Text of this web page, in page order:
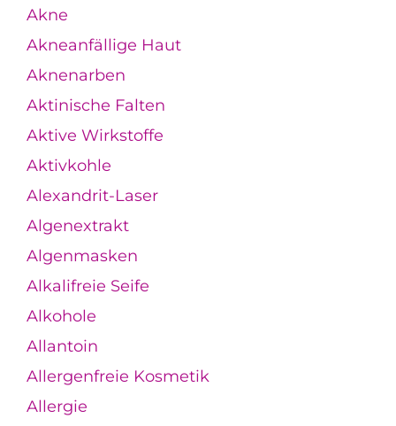
Akne
Akneanfällige Haut
Aknenarben
Aktinische Falten
Aktive Wirkstoffe
Aktivkohle
Alexandrit-Laser
Algenextrakt
Algenmasken
Alkalifreie Seife
Alkohole
Allantoin
Allergenfreie Kosmetik
Allergie